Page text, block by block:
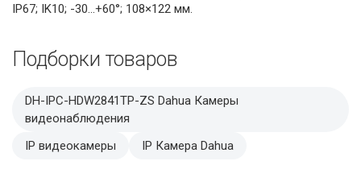
IP67; IK10; -30...+60°; 108×122 мм.
Подборки товаров
DH-IPC-HDW2841TP-ZS Dahua Камеры
видеонаблюдения
IP видеокамеры
IP Камера Dahua